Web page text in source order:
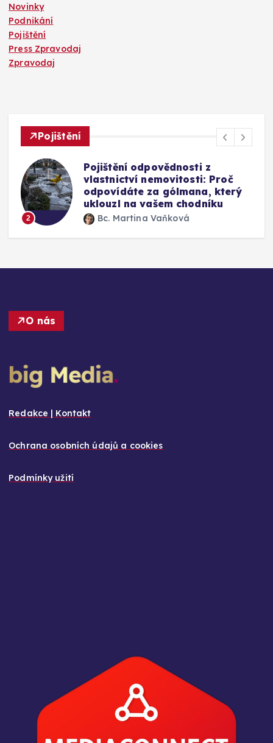
Novinky
Podnikání
Pojištění
Press Zpravodaj
Zpravodaj
Pojištění
3
Mýty o pojištění skel u auta:
Vyplatí se připlatit si za přední
okno a jak funguje oprava bez
výměny
Bc. Martina Vaňková
O nás
Redakce | Kontakt
Ochrana osobních údajů a cookies
Podmínky užití